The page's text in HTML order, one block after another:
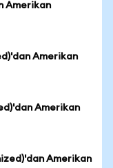
Amerikan
Amerikan
Amerikan
Amerikan